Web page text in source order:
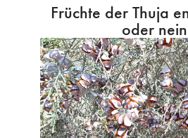
Früchte der Thuja
oder